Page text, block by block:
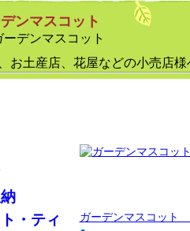
ンマスコット
デンマスコット
お土産店、花屋などの小売店
ガーデンマスコット
・ティ